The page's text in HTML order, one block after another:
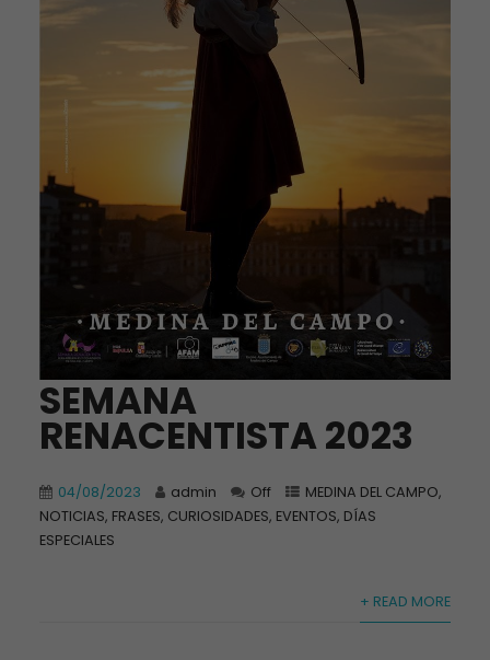
SEMANA
RENACENTISTA 2023
04/08/2023 admin Off MEDINA DEL CAMPO,
NOTICIAS, FRASES, CURIOSIDADES, EVENTOS, DÍAS
ESPECIALES
+ READ MORE